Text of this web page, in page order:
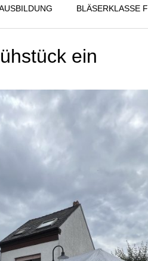
BLÄSERKLASSE
ein